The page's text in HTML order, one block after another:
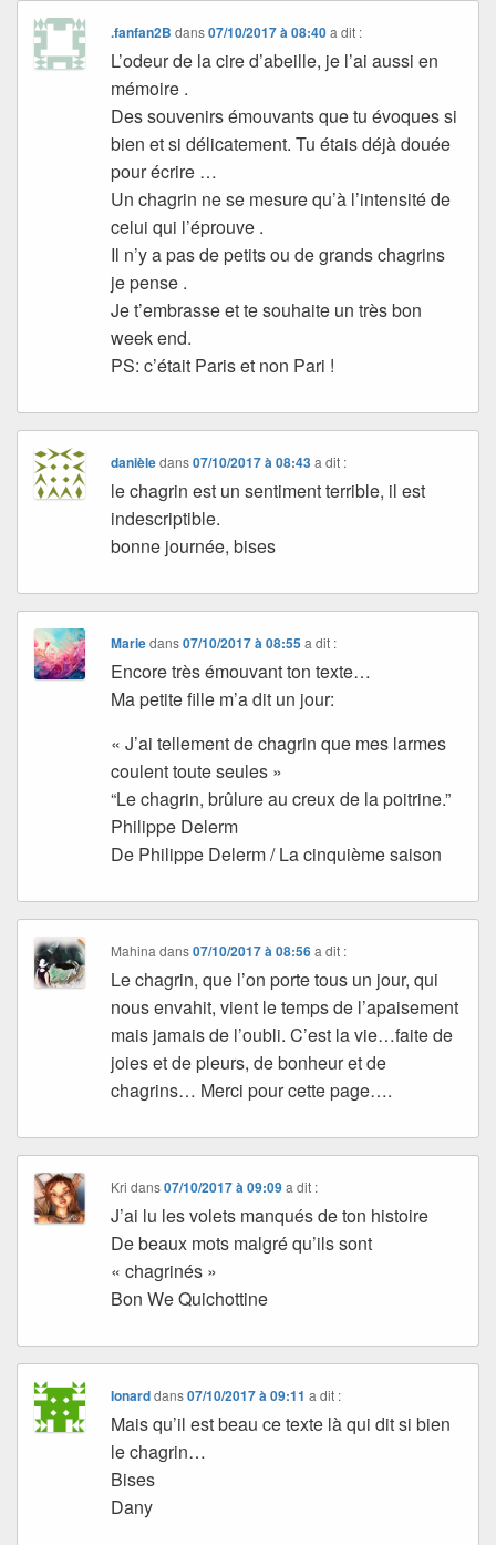
.fanfan2B dans07/10/2017 à 08:40 a dit :
L’odeur de la cire d’abeille, je l’ai aussi en
mémoire .
Des souvenirs émouvants que tu évoques si
bien et si délicatement. Tu étais déjà douée
pour écrire …
Un chagrin ne se mesure qu’à l’intensité de
celui qui l’éprouve .
Il n’y a pas de petits ou de grands chagrins
je pense .
Je t’embrasse et te souhaite un très bon
week end.
PS: c’était Paris et non Pari !
danièledans07/10/2017 à 08:43 a dit :
le chagrin est un sentiment terrible, il est
indescriptible.
bonne journée, bises
Mariedans07/10/2017 à 08:55 a dit :
Encore très émouvant ton texte…
Ma petite fille m’a dit un jour:
« J’ai tellement de chagrin que mes larmes
coulent toute seules »
“Le chagrin, brûlure au creux de la poitrine.”
Philippe Delerm
De Philippe Delerm / La cinquième saison
Mahinadans07/10/2017 à 08:56 a dit :
Le chagrin, que l’on porte tous un jour, qui
nous envahit, vient le temps de l’apaisement
mais jamais de l’oubli. C’est la vie…faite de
joies et de pleurs, de bonheur et de
chagrins… Merci pour cette page….
Kri dans07/10/2017 à 09:09 a dit :
J’ai lu les volets manqués de ton histoire
De beaux mots malgré qu’ils sont
« chagrinés »
Bon We Quichottine
Ionarddans07/10/2017 à 09:11 a dit :
Mais qu’il est beau ce texte là qui dit si bien
le chagrin…
Bises
Dany